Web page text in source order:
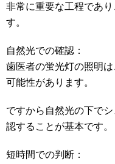
非常に重要な工程であ
す。
自然光での確認：
歯医者の蛍光灯の照明
可能性があります。
ですから自然光の下で
認することが基本です。
短時間での判断：